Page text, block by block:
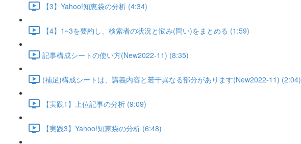
【3】Yahoo!知恵袋の分析 (4:34)
【4】1~3を要約し、検索者の状況と悩み(問い)をまとめる (1:59)
記事構成シートの使い方(New2022-11) (8:35)
(補足)構成シートは、講義内容と若干異なる部分があります(New2022-11) (2:04)
【実践1】上位記事の分析 (9:09)
【実践3】Yahoo!知恵袋の分析 (6:48)